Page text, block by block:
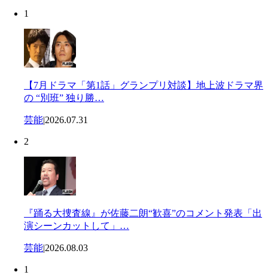
1
【7月ドラマ「第1話」グランプリ対談】地上波ドラマ界
の “別班” 独り勝…
芸能|2026.07.31
2
『踊る大捜査線』が佐藤二朗“歓喜”のコメント発表「出
演シーンカットして」…
芸能|2026.08.03
1